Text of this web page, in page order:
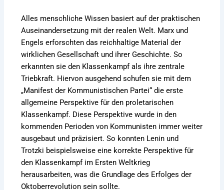
Alles menschliche Wissen basiert auf der praktischen
Auseinandersetzung mit der realen Welt. Marx und
Engels erforschten das reichhaltige Material der
wirklichen Gesellschaft und ihrer Geschichte. So
erkannten sie den Klassenkampf als ihre zentrale
Triebkraft. Hiervon ausgehend schufen sie mit dem
„Manifest der Kommunistischen Partei“ die erste
allgemeine Perspektive für den proletarischen
Klassenkampf. Diese Perspektive wurde in den
kommenden Perioden von Kommunisten immer weiter
ausgebaut und präzisiert. So konnten Lenin und
Trotzki beispielsweise eine korrekte Perspektive für
den Klassenkampf im Ersten Weltkrieg
herausarbeiten, was die Grundlage des Erfolges der
Oktoberrevolution sein sollte.